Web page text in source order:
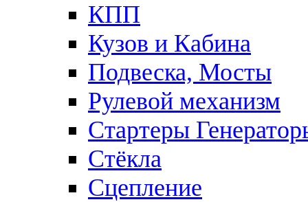
КПП
Кузов и Кабина
Подвеска, Мосты
Рулевой механизм
Стартеры
Стёкла
Сцепление